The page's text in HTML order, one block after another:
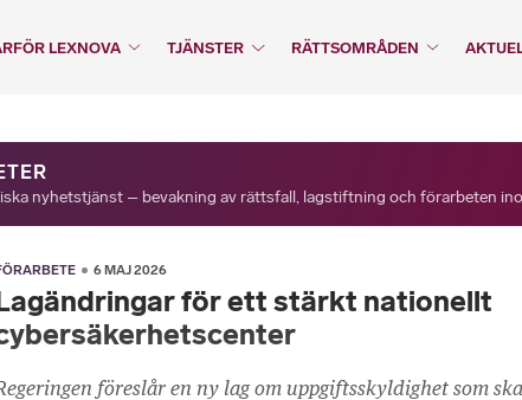
LEXNOVA TJÄNSTER RÄTTSOMRÅDEN
nyhetstjänst – bevakning av rättsfall, lagstiftning och förarbeten
6 MAJ 2026
för ett stärkt nationellt
föreslår en ny lag om uppgiftsskyldighet som